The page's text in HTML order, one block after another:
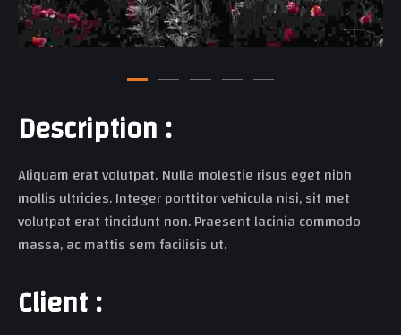
Description:
Aliquam erat volutpat. Nulla molestie risus eget nibh
mollis ultricies. Integer porttitor vehicula nisi, sit met
volutpat erat tincidunt non. Praesent lacinia commodo
massa, ac mattis sem facilisis ut.
Client: